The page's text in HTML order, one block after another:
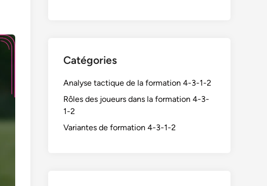
Catégories
Analyse tactique de la formation 4-3-1-2
Rôles des joueurs dans la formation 4-3-
1-2
Variantes de formation 4-3-1-2